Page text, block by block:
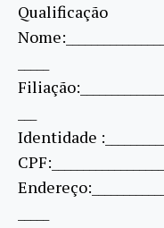
Qualificação
Identidade